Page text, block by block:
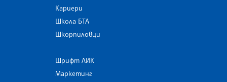
Кариери
Школа БТА
Шкорпиловци
Шрифт ЛИК
Маркетинг